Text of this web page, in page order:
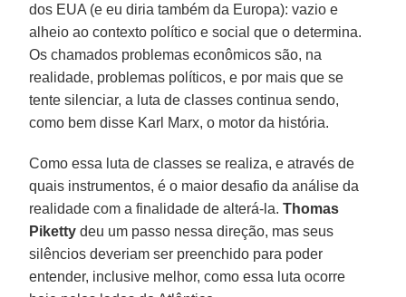
dos EUA (e eu diria também da Europa): vazio e
alheio ao contexto político e social que o determina.
Os chamados problemas econômicos são, na
realidade, problemas políticos, e por mais que se
tente silenciar, a luta de classes continua sendo,
como bem disse Karl Marx, o motor da história.
Como essa luta de classes se realiza, e através de
quais instrumentos, é o maior desafio da análise da
realidade com a finalidade de alterá-la.Thomas
Piketty deu um passo nessa direção, mas seus
silêncios deveriam ser preenchido para poder
entender, inclusive melhor, como essa luta ocorre